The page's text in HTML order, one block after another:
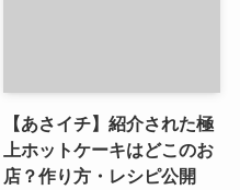
【あさイチ】紹介された極
上ホットケーキはどこのお
店？作り方・レシピ公開